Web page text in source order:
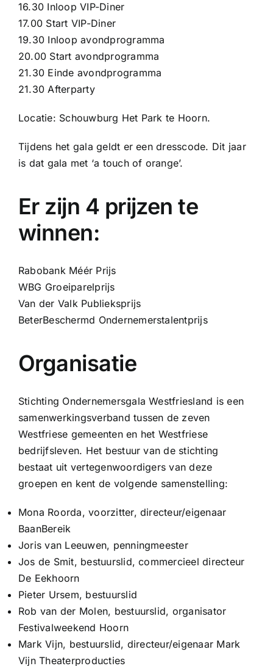
16.30 Inloop VIP-Diner
17.00 Start VIP-Diner
19.30 Inloop avondprogramma
20.00 Start avondprogramma
21.30 Einde avondprogramma
21.30 Afterparty
Locatie: Schouwburg Het Park te Hoorn.
Tijdens het gala geldt er een dresscode. Dit jaar
is dat gala met ‘a touch of orange’.
Er zijn 4 prijzen te
winnen:
Rabobank Méér Prijs
WBG Groeiparelprijs
Van der Valk Publieksprijs
BeterBeschermd Ondernemerstalentprijs
Organisatie
Stichting Ondernemersgala Westfriesland is een
samenwerkingsverband tussen de zeven
Westfriese gemeenten en het Westfriese
bedrijfsleven. Het bestuur van de stichting
bestaat uit vertegenwoordigers van deze
groepen en kent de volgende samenstelling:
Mona Roorda, voorzitter, directeur/eigenaar
BaanBereik
Joris van Leeuwen, penningmeester
Jos de Smit, bestuurslid, commercieel directeur
De Eekhoorn
Pieter Ursem, bestuurslid
Rob van der Molen, bestuurslid, organisator
Festivalweekend Hoorn
Mark Vijn, bestuurslid, directeur/eigenaar Mark
Vijn Theaterproducties